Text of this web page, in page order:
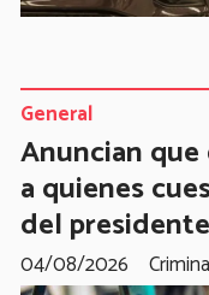
Anuncian
a quienes
del presidente
General
04/08/2026